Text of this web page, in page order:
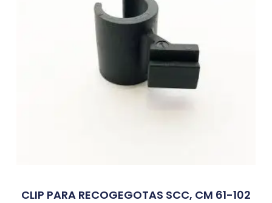
CLIP PARA RECOGEGOTAS SCC, CM 61-102